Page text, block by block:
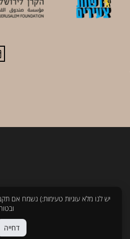
יש לנו מלא עוגיות טעימות:) נשמח אם
דחייה